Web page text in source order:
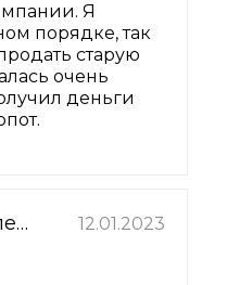
Я
порядке, так
старую
очень
деньги
Важная персона-Авто 12.01.2023